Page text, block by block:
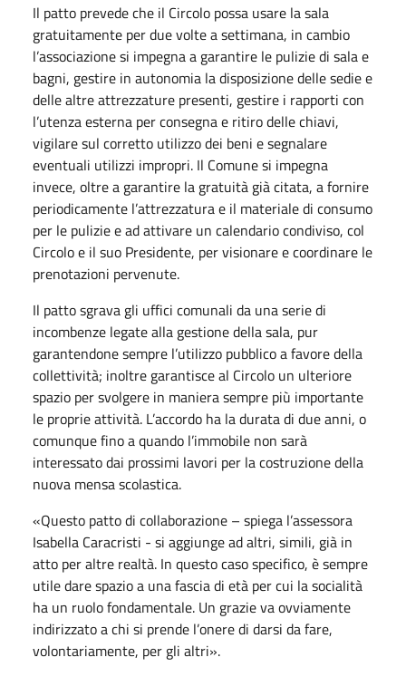
Il patto prevede che il Circolo possa usare la sala
gratuitamente per due volte a settimana, in cambio
l’associazione si impegna a garantire le pulizie di sala e
bagni, gestire in autonomia la disposizione delle sedie e
delle altre attrezzature presenti, gestire i rapporti con
l’utenza esterna per consegna e ritiro delle chiavi,
vigilare sul corretto utilizzo dei beni e segnalare
eventuali utilizzi impropri. Il Comune si impegna
invece, oltre a garantire la gratuità già citata, a fornire
periodicamente l’attrezzatura e il materiale di consumo
per le pulizie e ad attivare un calendario condiviso, col
Circolo e il suo Presidente, per visionare e coordinare le
prenotazioni pervenute.
Il patto sgrava gli uffici comunali da una serie di
incombenze legate alla gestione della sala, pur
garantendone sempre l’utilizzo pubblico a favore della
collettività; inoltre garantisce al Circolo un ulteriore
spazio per svolgere in maniera sempre più importante
le proprie attività. L’accordo ha la durata di due anni, o
comunque fino a quando l’immobile non sarà
interessato dai prossimi lavori per la costruzione della
nuova mensa scolastica.
«Questo patto di collaborazione – spiega l’assessora
Isabella Caracristi - si aggiunge ad altri, simili, già in
atto per altre realtà. In questo caso specifico, è sempre
utile dare spazio a una fascia di età per cui la socialità
ha un ruolo fondamentale. Un grazie va ovviamente
indirizzato a chi si prende l’onere di darsi da fare,
volontariamente, per gli altri».